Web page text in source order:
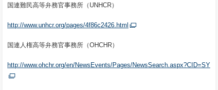
国連難民高等弁務官事務所（UNHCR）
http://www.unhcr.org/pages/4f86c2426.html
国連人権高等弁務官事務所（OHCHR）
http://www.ohchr.org/en/NewsEvents/Pages/NewsSearch.aspx?CID=SY